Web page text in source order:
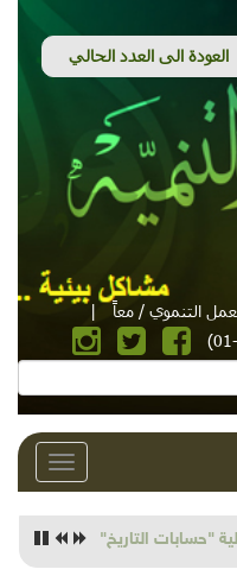
التنموي / معاً
|
Toggle
أشجار فلسطين (السماق